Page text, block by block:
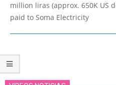
million liras (approx. 650K US
paid to Soma Electricity